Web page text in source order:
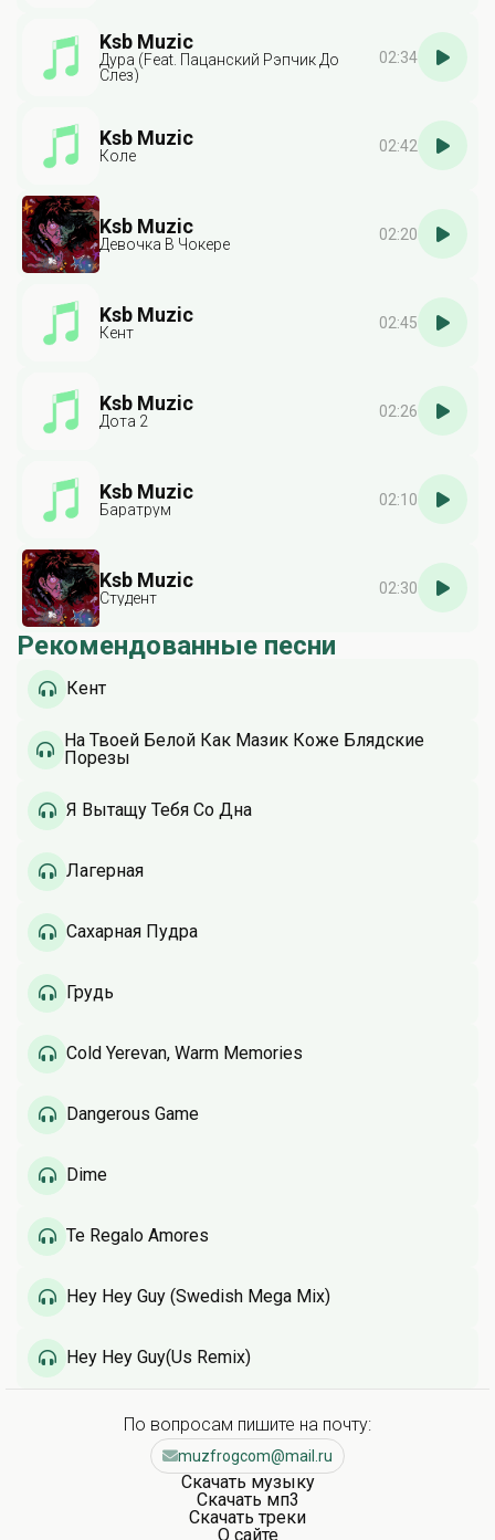
Ksb Muzic
Дура (Feat. Пацанский Рэпчик До
Слез)
02:34
Ksb Muzic
Коле
02:42
Ksb Muzic
Девочка В Чокере
02:20
Ksb Muzic
Кент
02:45
Ksb Muzic
Дота 2
02:26
Ksb Muzic
Баратрум
02:10
Ksb Muzic
Студент
02:30
Рекомендованные песни
Кент
На Твоей Белой Как Мазик Коже Блядские
Порезы
Я Вытащу Тебя Со Дна
Лагерная
Сахарная Пудра
Грудь
Cold Yerevan, Warm Memories
Dangerous Game
Dime
Te Regalo Amores
Hey Hey Guy (Swedish Mega Mix)
Hey Hey Guy(Us Remix)
По вопросам пишите на почту:
muzfrogcom@mail.ru
Скачать музыку
Скачать мп3
Скачать треки
О сайте